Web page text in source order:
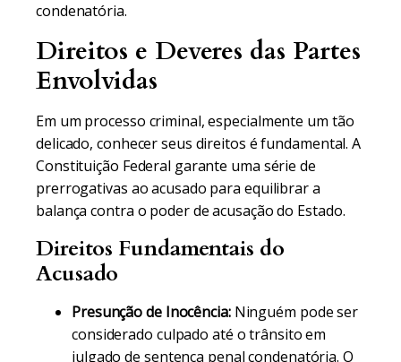
condenatória.
Direitos e Deveres das Partes
Envolvidas
Em um processo criminal, especialmente um tão
delicado, conhecer seus direitos é fundamental. A
Constituição Federal garante uma série de
prerrogativas ao acusado para equilibrar a
balança contra o poder de acusação do Estado.
Direitos Fundamentais do
Acusado
Presunção de Inocência:Ninguém pode ser
considerado culpado até o trânsito em
julgado de sentença penal condenatória. O